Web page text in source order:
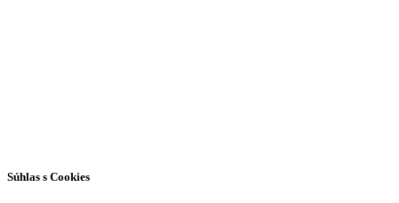
Súhlas s Cookies